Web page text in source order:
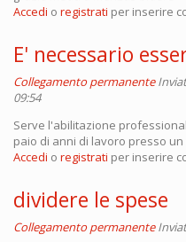
Accedi o registrati per inserire
E' necessario
Collegamento permanente
09:54
Serve l'abilitazione
paio di anni di lavoro presso
Accedi o registrati per inserire
dividere le spese
Collegamento permanente